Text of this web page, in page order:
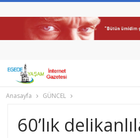
Anasayfa GÜNCEL
60’lık